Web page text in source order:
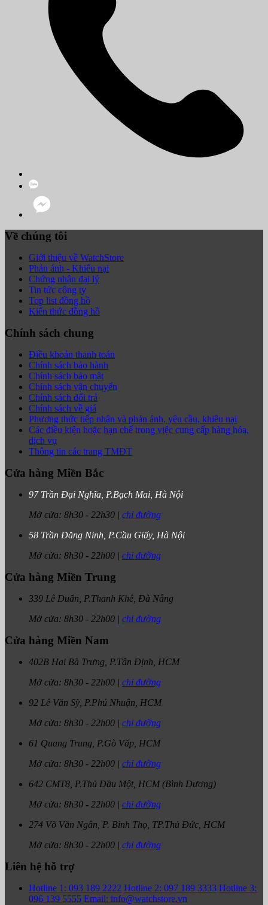
Về chúng tôi
Giới thiệu về WatchStore
Phản ánh - Khiếu nại
Chứng nhận đại lý
Tin tức công ty
Top list đồng hồ
Kiến thức đồng hồ
Chính sách chung
Điều khoản thanh toán
Chính sách bảo hành
Chính sách bảo mật
Chính sách vận chuyển
Chính sách đổi trả
Chính sách về giá
Phương thức tiếp nhận và phản ánh, yêu cầu, khiêu nại
Các điều kiện hoặc hạn chế trong việc cung cấp hàng hóa,
dịch vụ
Thông tin các trang TMĐT
Cửa hàng Miền Bắc
97 Trần Đại Nghĩa, P.Bạch Mai, Hà Nội
Mở cửa: 8h30 - 22h30 | chỉ đường
58 Trần Đăng Ninh, P.Cầu Giấy, Hà Nội
Mở cửa: 8h30 - 22h00 | chỉ đường
Cửa hàng Miền Trung
339 Lê Duẩn, P.Thanh Khê, Đà Nẵng
Mở cửa: 8h30 - 22h00 | chỉ đường
Cửa hàng Miền Nam
402B Hai Bà Trưng, P.Tân Định, HCM
Mở cửa: 8h30 - 22h00 | chỉ đường
92 Lê Văn Sỹ, P.Phú Nhuận, HCM
Mở cửa: 8h30 - 22h00 | chỉ đường
61 Quang Trung, P.Gò Vấp, HCM
Mở cửa: 8h30 - 22h00 | chỉ đường
642 CMT8, P.Thủ Dầu Một, HCM (Bình Dương)
Mở cửa: 8h30 - 22h00 | chỉ đường
274 Võ Văn Ngân, P. Bình Thọ, TP.Thủ Đức, HCM
Mở cửa: 8h30 - 22h00 | chỉ đường
Liên hệ hỗ trợ
Hotline 1: 093 189 2222 Hotline 2: 097 189 3333 Hotline 3:
096 139 5555 Email: info@watchstore.vn